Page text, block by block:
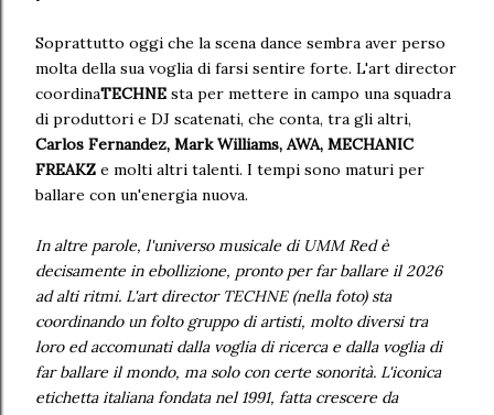
Soprattutto oggi che la scena dance sembra aver perso
molta della sua voglia di farsi sentire forte. L'art director
coordinaTECHNE sta per mettere in campo una squadra
di produttori e DJ scatenati, che conta, tra gli altri,
Carlos Fernandez, Mark Williams, AWA, MECHANIC
FREAKZ e molti altri talenti. I tempi sono maturi per
ballare con un'energia nuova.
In altre parole, l'universo musicale di UMM Red è
decisamente in ebollizione, pronto per far ballare il 2026
ad alti ritmi. L'art director TECHNE (nella foto) sta
coordinando un folto gruppo di artisti, molto diversi tra
loro ed accomunati dalla voglia di ricerca e dalla voglia di
far ballare il mondo, ma solo con certe sonorità. L'iconica
etichetta italiana fondata nel 1991, fatta crescere da